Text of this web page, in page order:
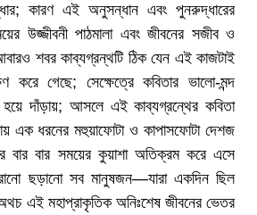
কারণ এই অনুসন্ধান এবং পুনরুদ্ধারের
উজ্জীবনী পাঠমালা এবং জীবনের সজীব ও
শবর কাব্যগ্রন্থটি ঠিক যেন এই কাজটাই
করে গেছে; সেক্ষেত্রে কবিতার ভালো-মন্দ
দাঁড়ায়; আসলে এই কাব্যগ্রন্থের কবিতা
এক ধরনের মহুয়াফোটা ও কাপাসফোটা দেশজ
বার সময়ের কুয়াশা অতিক্রম করে এসে
ছড়ানো সব মানুষজন—যারা একদিন ছিল
মহাপ্রাকৃতিক অনিঃশেষ জীবনের ভেতর